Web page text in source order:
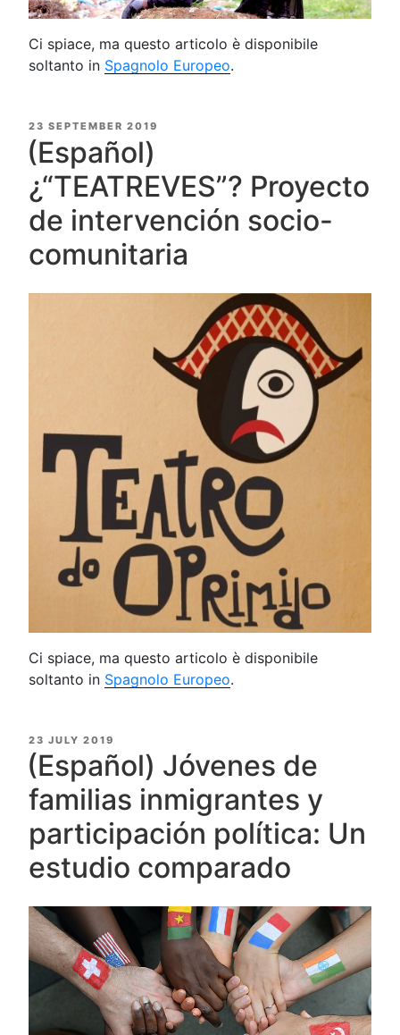
Ci spiace, ma questo articolo è disponibile
soltanto in Spagnolo Europeo.
POSTED
ON
23 SEPTEMBER 2019
(Español)
¿“TEATREVES”? Proyecto
de intervención socio-
comunitaria
Ci spiace, ma questo articolo è disponibile
soltanto in Spagnolo Europeo.
POSTED
ON
23 JULY 2019
(Español) Jóvenes de
familias inmigrantes y
participación política: Un
estudio comparado